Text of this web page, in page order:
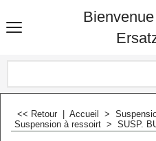
<< Retour Accueil >
Suspension à ressoirt > SUSP.